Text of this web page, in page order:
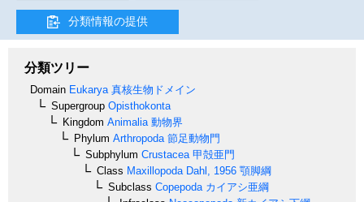
分類情報の提供
分類ツリー
Domain Eukarya 真核生物ドメイン
Supergroup Opisthokonta
Kingdom Animalia 動物界
Phylum Arthropoda 節足動物門
Subphylum Crustacea 甲殻亜門
Class Maxillopoda Dahl, 1956 顎脚綱
Subclass Copepoda カイアシ亜綱